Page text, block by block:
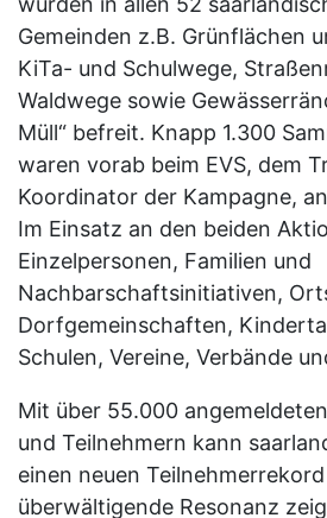
Gemeinden z.B. Grünflächen
KiTa- und Schulwege,
Waldwege sowie
Müll“ befreit. Knapp 1.300
waren vorab beim EVS, dem
Koordinator der Kampagne,
Im Einsatz an den beiden
Einzelpersonen, Familien und
Nachbarschaftsinitiativen,
Dorfgemeinschaften,
Schulen, Vereine, Verbände
Mit über 55.000
und Teilnehmern kann
einen neuen
überwältigende Resonanz